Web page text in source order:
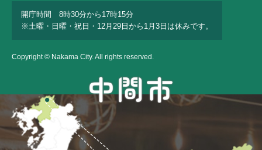
開庁時間 8時30分から17時15分
※土曜・日曜・祝日・12月29日から1月3日は休みです。
Copyright © Nakama City. All rights reserved.